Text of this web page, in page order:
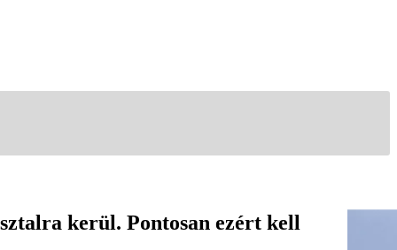
kerül. Pontosan ezért kell